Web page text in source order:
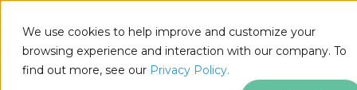
We use cookies to help improve and customize your
browsing experience and interaction with our company. To
find out more, see our Privacy Policy.